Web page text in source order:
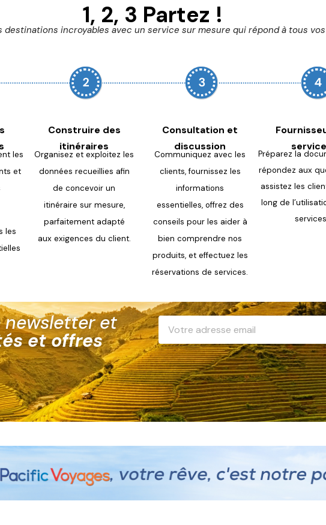
1, 2, 3 Partez !
destinations incroyables avec un service sur mesure qui répond à tous
Construire des
itinéraires
Consultation et
discussion
les
et
les
Organisez et exploitez les
données recueillies afin
de concevoir un
itinéraire sur mesure,
parfaitement adapté
aux exigences du client.
Communiquez avec les
clients,fournissez les
informations
essentielles, offrez des
conseils pour les aider à
biencomprendre nos
produits, et effectuez les
réservations de services.
Préparez la
répondez aux
assistez les
long de
et
et offres